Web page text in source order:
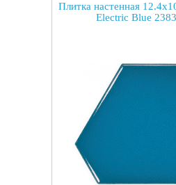
Плитка настенная
Electric Blue